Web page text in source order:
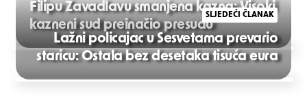
Post
navigation
Filipu Zavadlavu smanjena kazna: Visoki
kazneni sud preinačio presudu
SLJEDEĆI ČLANAK
Lažni policajac u Sesvetama prevario
staricu: Ostala bez desetaka tisuća eura